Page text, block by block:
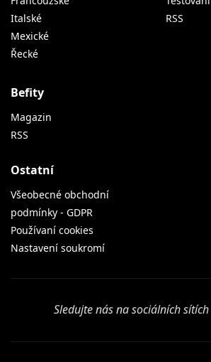
Italské
Mexické
Řecké
RSS
Befity
Magazin
RSS
Ostatní
Všeobecné obchodní
podmínky - GDPR
Používaní cookies
Nastavení soukromí
Sledujte nás na sociálních sítích